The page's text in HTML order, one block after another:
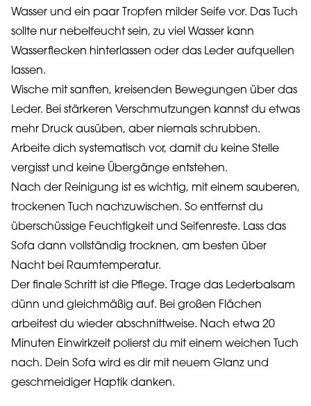
Wasser und ein paar Tropfen milder Seife vor. Das Tuch
sollte nur nebelfeucht sein, zu viel Wasser kann
Wasserflecken hinterlassen oder das Leder aufquellen
lassen.
Wische mit sanften, kreisenden Bewegungen über das
Leder. Bei stärkeren Verschmutzungen kannst du etwas
mehr Druck ausüben, aber niemals schrubben.
Arbeite dich systematisch vor, damit du keine Stelle
vergisst und keine Übergänge entstehen.
Nach der Reinigung ist es wichtig, mit einem sauberen,
trockenen Tuch nachzuwischen. So entfernst du
überschüssige Feuchtigkeit und Seifenreste. Lass das
Sofa dann vollständig trocknen, am besten über
Nacht bei Raumtemperatur.
Der finale Schritt ist die Pflege. Trage das Lederbalsam
dünn und gleichmäßig auf. Bei großen Flächen
arbeitest du wieder abschnittweise. Nach etwa 20
Minuten Einwirkzeit polierst du mit einem weichen Tuch
nach. Dein Sofa wird es dir mit neuem Glanz und
geschmeidiger Haptik danken.